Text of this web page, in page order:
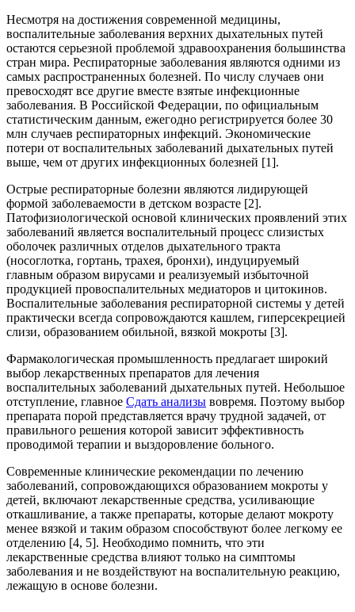
Несмотря на достижения современной медицины,
воспалительные заболевания верхних дыхательных путей
остаются серьезной проблемой здравоохранения большинства
стран мира. Респираторные заболевания являются одними из
самых распространенных болезней. По числу случаев они
превосходят все другие вместе взятые инфекционные
заболевания. В Российской Федерации, по официальным
статистическим данным, ежегодно регистрируется более 30
млн случаев респираторных инфекций. Экономические
потери от воспалительных заболеваний дыхательных путей
выше, чем от других инфекционных болезней [1].
Острые респираторные болезни являются лидирующей
формой заболеваемости в детском возрасте [2].
Патофизиологической основой клинических проявлений этих
заболеваний является воспалительный процесс слизистых
оболочек различных отделов дыхательного тракта
(носоглотка, гортань, трахея, бронхи), индуцируемый
главным образом вирусами и реализуемый избыточной
продукцией провоспалительных медиаторов и цитокинов.
Воспалительные заболевания респираторной системы у детей
практически всегда сопровождаются кашлем, гиперсекрецией
слизи, образованием обильной, вязкой мокроты [3].
Фармакологическая промышленность предлагает широкий
выбор лекарственных препаратов для лечения
воспалительных заболеваний дыхательных путей. Небольшое
отступление, главное Сдать анализы вовремя. Поэтому выбор
препарата порой представляется врачу трудной задачей, от
правильного решения которой зависит эффективность
проводимой терапии и выздоровление больного.
Современные клинические рекомендации по лечению
заболеваний, сопровождающихся образованием мокроты у
детей, включают лекарственные средства, усиливающие
откашливание, а также препараты, которые делают мокроту
менее вязкой и таким образом способствуют более легкому ее
отделению [4, 5]. Необходимо помнить, что эти
лекарственные средства влияют только на симптомы
заболевания и не воздействуют на воспалительную реакцию,
лежащую в основе болезни.